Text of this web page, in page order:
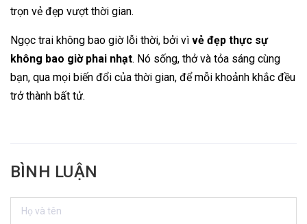
trọn vẻ đẹp vượt thời gian.
Ngọc trai không bao giờ lỗi thời, bởi vì vẻ đẹp thực sự
không bao giờ phai nhạt. Nó sống, thở và tỏa sáng cùng
bạn, qua mọi biến đổi của thời gian, để mỗi khoảnh khắc đều
trở thành bất tử.
BÌNH LUẬN